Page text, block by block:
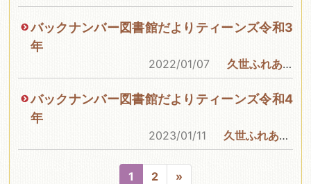
バックナンバー図書館だよりティーンズ令和3
年
2022/01/07 久世ふれあいセンター図書館
バックナンバー図書館だよりティーンズ令和4
年
2023/01/11 久世ふれあいセンター図書館
1 2 »